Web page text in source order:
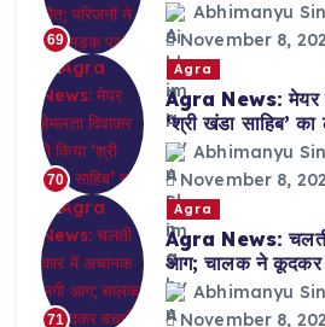
69
Abhimanyu
November 8,
70
Agra
Agra News: मेयर
‘श्री खंडा साहिब’ का
Abhimanyu
November 8,
71
Agra
Agra News:
आग; चालक ने कूदकर
Abhimanyu
November 8,